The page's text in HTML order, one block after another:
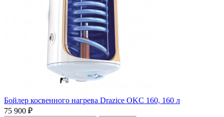
Бойлер косвенного нагрева Drazice OKC 160, 160 л
75 900 ₽